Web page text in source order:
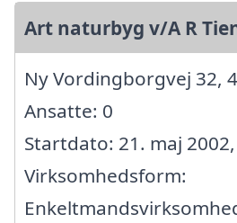
Art naturbyg v/A R
Ny Vordingborgvej 32,
Ansatte: 0
Startdato: 21. maj 2002,
Virksomhedsform: